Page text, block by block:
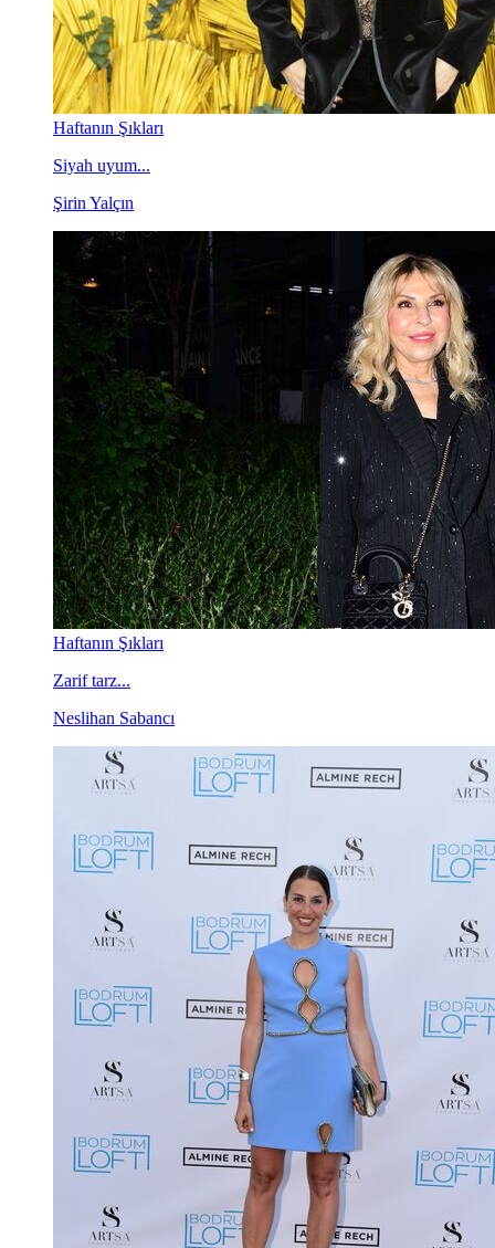
Haftanın Şıkları
Siyah uyum...
Şirin Yalçın
Haftanın Şıkları
Zarif tarz...
Neslihan Sabancı